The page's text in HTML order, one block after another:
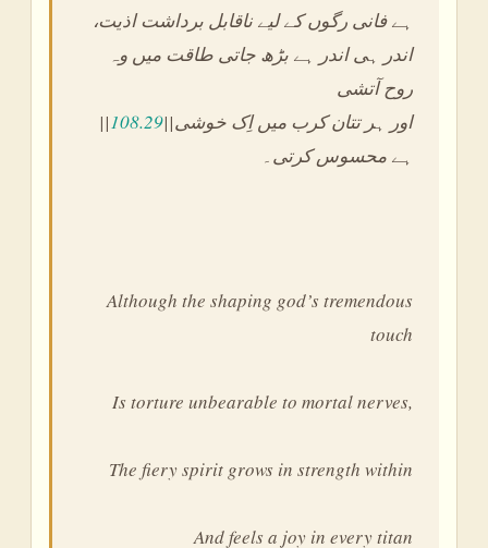
،ہے فانی رگوں کے لیے ناقابل برداشت اذیت
اندر ہی اندر ہے بڑھ جاتی طاقت میں وہ
روح آتشی
||108.29||اور ہر تتان کرب میں اِک خوشی
ہے محسوس کرتی۔
Although the shaping god’s tremendous
touch
Is torture unbearable to mortal nerves,
The fiery spirit grows in strength within
And feels a joy in every titan